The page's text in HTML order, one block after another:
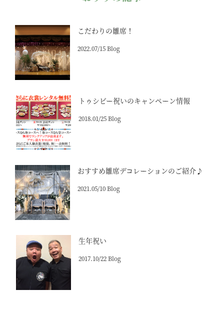
こだわりの雛席！
2022.07/15 Blog
トゥシビー祝いのキャンペーン情報
2018.01/25 Blog
おすすめ雛席デコレーションのご紹介♪
2021.05/10 Blog
生年祝い
2017.10/22 Blog